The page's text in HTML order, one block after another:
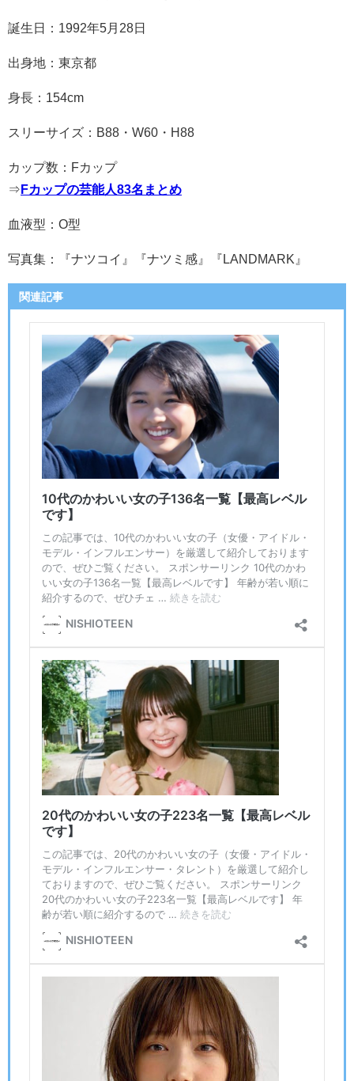
誕生日：1992年5月28日
出身地：東京都
身長：154cm
スリーサイズ：B88・W60・H88
カップ数：Fカップ
⇒ Fカップの芸能人83名まとめ
血液型：O型
写真集：『ナツコイ』『ナツミ感』『LANDMARK』
関連記事